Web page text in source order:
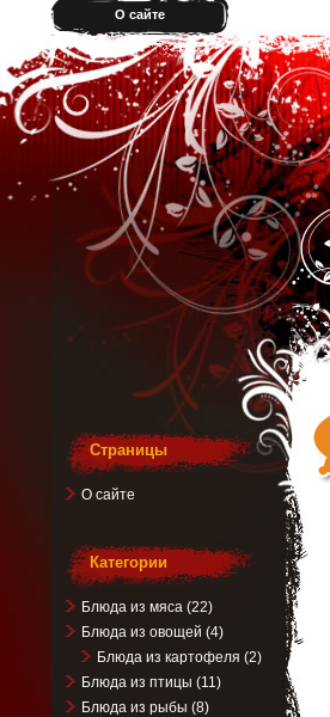
О сайте
Страницы
О сайте
Категории
Блюда из мяса(22)
Блюда из овощей (4)
Блюда из картофеля (2)
Блюда из птицы (11)
Блюда из рыбы (8)